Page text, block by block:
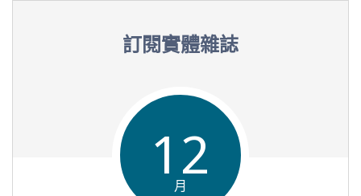
訂閱實體雜誌
12
月